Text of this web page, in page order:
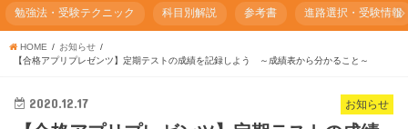
勉強法・受験テクニック 科目別解説 参考書 進路選択・受験情報
HOME
お知らせ
【合格アプリプレゼンツ】定期テストの成績を記録しよう ～成績表から分かること～
お知らせ
2020.12.17